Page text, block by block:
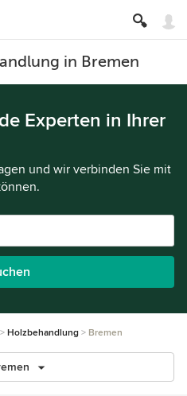
in Bremen
Experten in Ihrer
und wir verbinden Sie mit
Holzbehandlung Bremen